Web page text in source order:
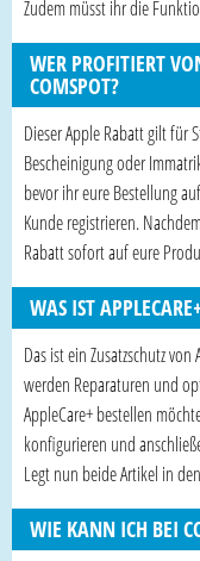
Zudem müsst ihr die
WER PROFITIERT
COMSPOT?
Dieser Apple Rabatt gilt für
Bescheinigung oder
bevor ihr eure Bestellung
Kunde registrieren.
Rabatt sofort auf eure
WAS IST
Das ist ein Zusatzschutz
werden Reparaturen und
AppleCare+ bestellen
konfigurieren und
Legt nun beide Artikel in
WIE KANN ICH BEI